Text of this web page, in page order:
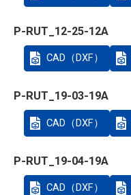
P-RUT_12-25-12A
CAD（DXF）
P-RUT_19-03-19A
CAD（DXF）
P-RUT_19-04-19A
CAD（DXF）